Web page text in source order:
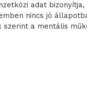
adat
nincs jó
szerint a mentális